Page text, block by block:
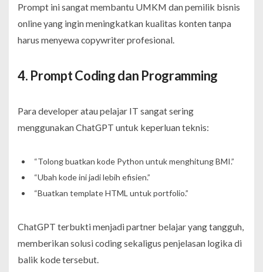
Prompt ini sangat membantu UMKM dan pemilik bisnis
online yang ingin meningkatkan kualitas konten tanpa
harus menyewa copywriter profesional.
4. Prompt Coding dan Programming
Para developer atau pelajar IT sangat sering
menggunakan ChatGPT untuk keperluan teknis:
“Tolong buatkan kode Python untuk menghitung BMI.”
“Ubah kode ini jadi lebih efisien.”
“Buatkan template HTML untuk portfolio.”
ChatGPT terbukti menjadi partner belajar yang tangguh,
memberikan solusi coding sekaligus penjelasan logika di
balik kode tersebut.